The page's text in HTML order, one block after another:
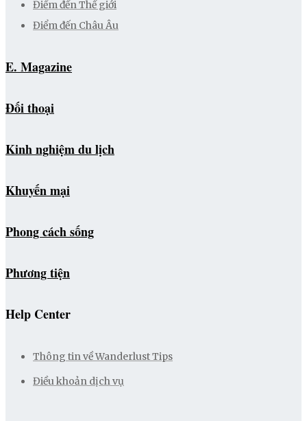
Điểm đến Thế giới
Điểm đến Châu Âu
E. Magazine
Đối thoại
Kinh nghiệm du lịch
Khuyến mại
Phong cách sống
Phương tiện
Help Center
Thông tin về Wanderlust Tips
Điều khoản dịch vụ